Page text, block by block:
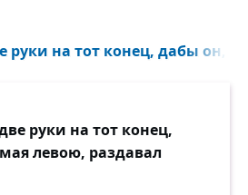
руки на тот конец, дабы он,
руки на тот конец,
левою, раздавал